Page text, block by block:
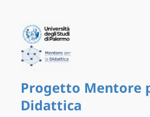
Progetto Mentore
Didattica